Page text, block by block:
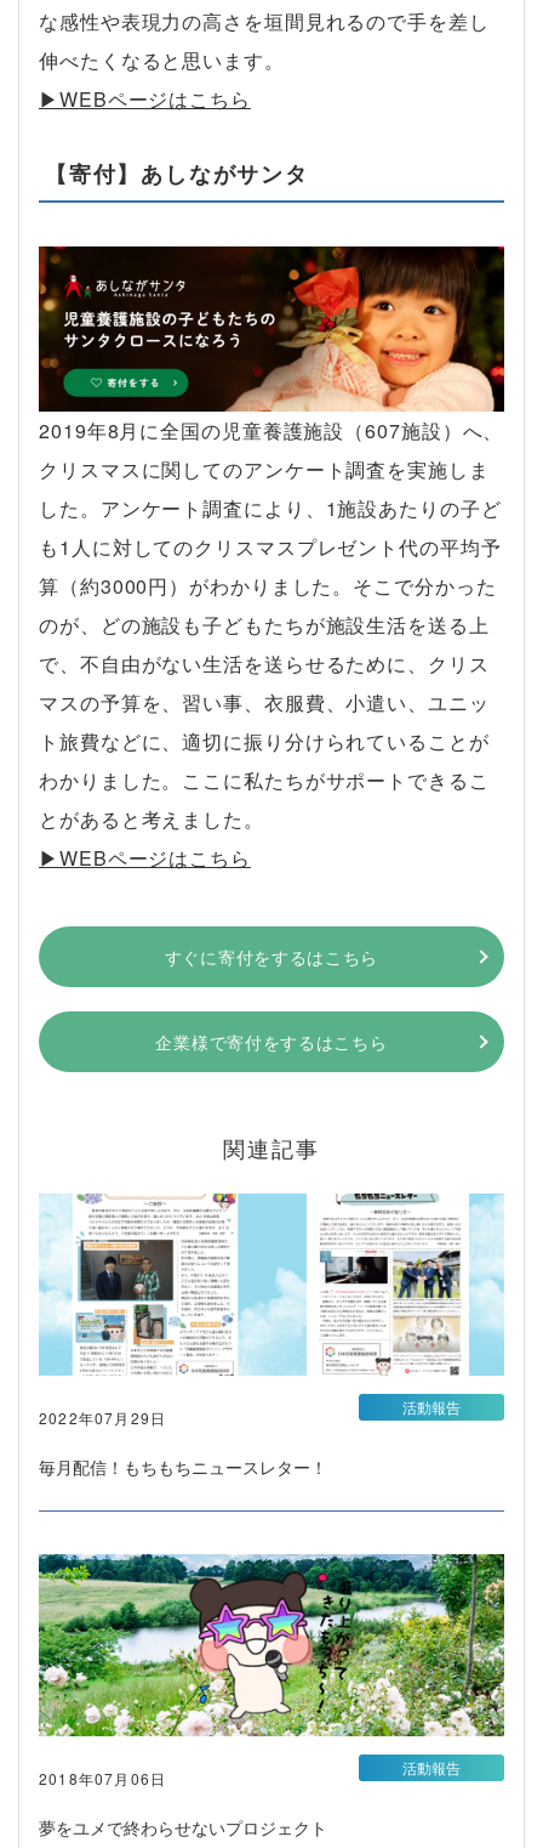
な感性や表現力の高さを垣間見れるので手を差し
伸べたくなると思います。
▶︎WEBページはこちら
【寄付】あしながサンタ
2019年8月に全国の児童養護施設（607施設）へ、
クリスマスに関してのアンケート調査を実施しま
した。アンケート調査により、1施設あたりの子ど
も1人に対してのクリスマスプレゼント代の平均予
算（約3000円）がわかりました。そこで分かった
のが、どの施設も子どもたちが施設生活を送る上
で、不自由がない生活を送らせるために、クリス
マスの予算を、習い事、衣服費、小遣い、ユニッ
ト旅費などに、適切に振り分けられていることが
わかりました。ここに私たちがサポートできるこ
とがあると考えました。
▶︎WEBページはこちら
すぐに寄付をするはこちら
企業様で寄付をするはこちら
関連記事
2022年07月29日
毎月配信！もちもちニュースレター！
活動報告
2018年07月06日
夢をユメで終わらせないプロジェクト
活動報告